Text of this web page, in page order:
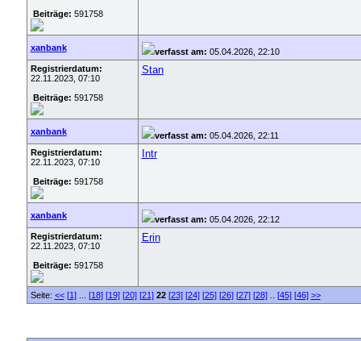
Beiträge: 591758
xanbank verfasst am: 05.04.2026, 22:10
Registrierdatum:
22.11.2023, 07:10
Beiträge: 591758
Stan
xanbank verfasst am: 05.04.2026, 22:11
Registrierdatum:
22.11.2023, 07:10
Beiträge: 591758
Intr
xanbank verfasst am: 05.04.2026, 22:12
Registrierdatum:
22.11.2023, 07:10
Beiträge: 591758
Erin
Seite: << [1]... [18] [19] [20] [21] 22 [23] [24] [25] [26] [27] [28].. [45] [46] >>